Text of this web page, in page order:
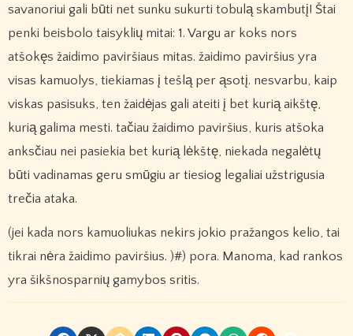
savanoriui gali būti net sunku sukurti tobulą skambutį! Štai
penki beisbolo taisyklių mitai: 1. Vargu ar koks nors
atšokęs žaidimo paviršiaus mitas. žaidimo paviršius yra
visas kamuolys, tiekiamas į tešlą per ąsotį. nesvarbu, kaip
viskas pasisuks, ten žaidėjas gali ateiti į bet kurią aikštę,
kurią galima mesti. tačiau žaidimo paviršius, kuris atšoka
anksčiau nei pasiekia bet kurią lėkštę, niekada negalėtų
būti vadinamas geru smūgiu ar tiesiog legaliai užstrigusia
trečia ataka.
(jei kada nors kamuoliukas nekirs jokio pražangos kelio, tai
tikrai nėra žaidimo paviršius. )#) pora. Manoma, kad rankos
yra šikšnosparnių gamybos sritis.